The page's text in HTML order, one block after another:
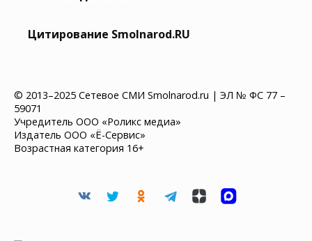
Цитирование Smolnarod.RU
© 2013–2025 Сетевое СМИ Smolnarod.ru | ЭЛ № ФС 77 –
59071
Учредитель ООО «Роликс медиа»
Издатель ООО «Ё-Сервис»
Возрастная категория 16+